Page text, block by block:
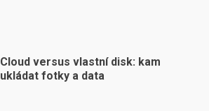
Cloud versus vlastní disk: kam
ukládat fotky a data